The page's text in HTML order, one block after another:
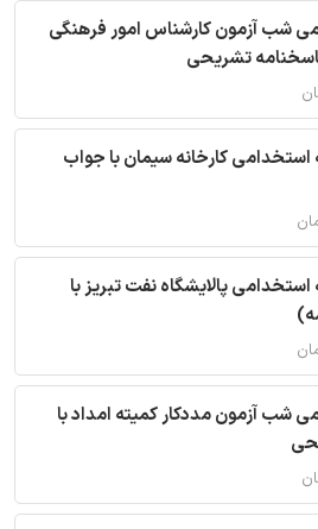
شب آزمون کارشناس امور فرهنگی
تشریحی
کارخانه سیمان با جواب
پالایشگاه نفت تبریز با
شب آزمون مددکار کمیته امداد با